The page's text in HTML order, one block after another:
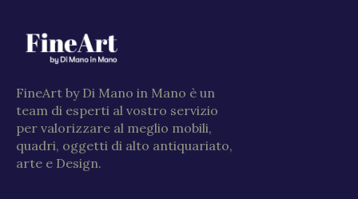
FineArt by Di Mano in Mano è un
team di esperti al vostro servizio
per valorizzare al meglio mobili,
quadri, oggetti di alto antiquariato,
arte e Design.